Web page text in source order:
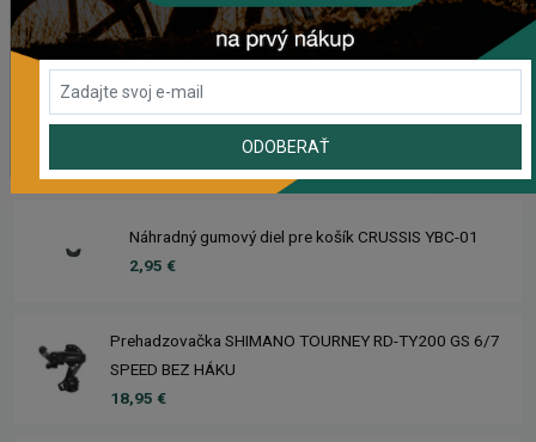
Sedlo CHROMAG TRAILMASTER DT V2
89,95 €
Rebuild kit pedálov CHROMAG SYNTH
Náhradný gumový diel pre košík CRUSSIS YBC-01
2,95 €
Prehadzovačka SHIMANO TOURNEY RD-TY200 GS 6/7
SPEED BEZ HÁKU
18,95 €
ODOBERAŤ